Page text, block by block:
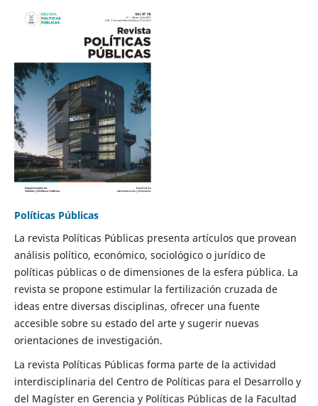
Políticas Públicas
La revista Políticas Públicas presenta artículos que provean
análisis político, económico, sociológico o jurídico de
políticas públicas o de dimensiones de la esfera pública. La
revista se propone estimular la fertilización cruzada de
ideas entre diversas disciplinas, ofrecer una fuente
accesible sobre su estado del arte y sugerir nuevas
orientaciones de investigación.
La revista Políticas Públicas forma parte de la actividad
interdisciplinaria del Centro de Políticas para el Desarrollo y
del Magíster en Gerencia y Políticas Públicas de la Facultad